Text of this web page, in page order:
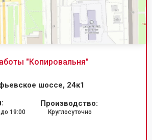
"Копировальня"
шоссе, 24к1
19:00
Производство:
Круглосуточно